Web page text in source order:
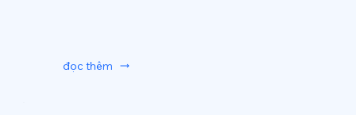
đọc thêm